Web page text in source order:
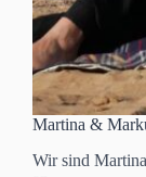
Martina &
Wir sind